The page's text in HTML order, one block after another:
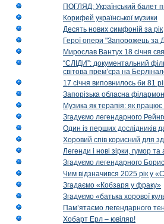
ПОГЛЯД: Український балет
Корифей української музики
Десять нових симфоній за рік
Герої опери "Запорожець за
Мирослав Вантух 18 січня
“СЛІДИ”: документальний
світова прем’єра на
17 січня виповнилось би 81
Запорізька обласна
Музика як терапія: як працює
Згадуємо легендарного
Один із перших дослідників
Хоровий спів корисний для
Легенди і нові зірки, гумор
Згадуємо легендарного
Чим відзначився 2025 рік у
Згадаємо «Кобзаря у фраку»
Згадуємо «батька хорової
Пам’ятаємо легендарного
Хобарт Ерл – ювіляр!